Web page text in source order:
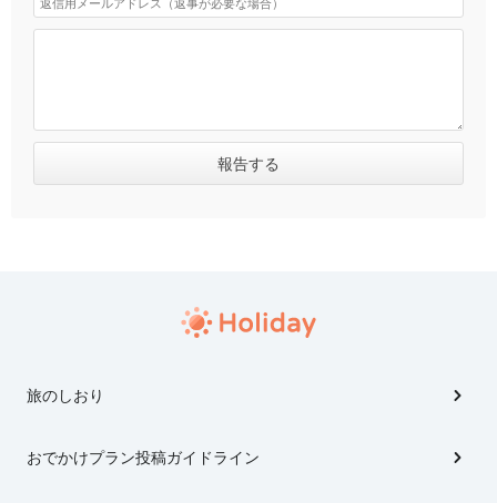
旅のしおり
おでかけプラン投稿ガイドライン